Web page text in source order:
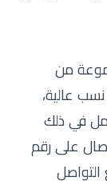
من
عالية،
في ذلك
على رقم